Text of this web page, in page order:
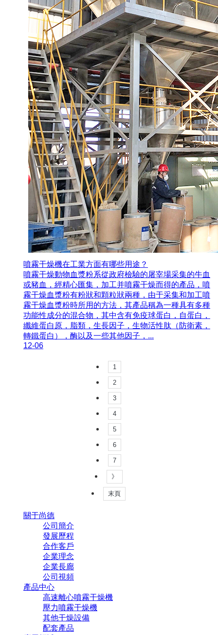
噴霧干燥機在工業方面有哪些用途？
噴霧干燥動物血漿粉系從政府檢驗的屠宰場采集的牛血
或豬血，經精心匯集，加工并噴霧干燥而得的產品，噴
霧干燥血漿粉有粉狀和顆粒狀兩種，由于采集和加工噴
霧干燥血漿粉時所用的方法，其產品稱為一種具有多種
功能性成分的混合物，其中含有免疫球蛋白，自蛋白，
纖維蛋白原，脂類，生長因子，生物活性肽（防衛素，
轉鐵蛋白），酶以及一些其他因子，...
12-06
1
2
3
4
5
6
7
》
末頁
關于尚德
公司簡介
發展歷程
合作客戶
企業理念
企業長廊
公司視頻
產品中心
高速離心噴霧干燥機
壓力噴霧干燥機
其他干燥設備
配套產品